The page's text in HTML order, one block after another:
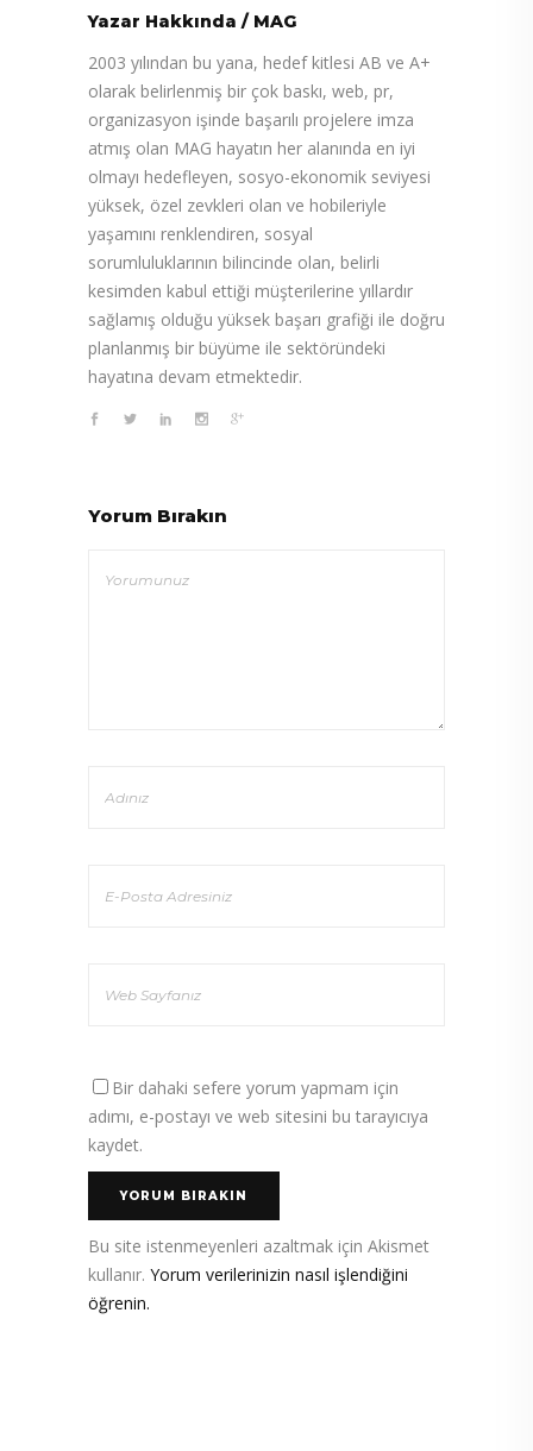
Yazar Hakkında / MAG
2003 yılından bu yana, hedef kitlesi AB ve A+
olarak belirlenmiş bir çok baskı, web, pr,
organizasyon işinde başarılı projelere imza
atmış olan MAG hayatın her alanında en iyi
olmayı hedefleyen, sosyo-ekonomik seviyesi
yüksek, özel zevkleri olan ve hobileriyle
yaşamını renklendiren, sosyal
sorumluluklarının bilincinde olan, belirli
kesimden kabul ettiği müşterilerine yıllardır
sağlamış olduğu yüksek başarı grafiği ile doğru
planlanmış bir büyüme ile sektöründeki
hayatına devam etmektedir.
Yorum Bırakın
Bir dahaki sefere yorum yapmam için
adımı, e-postayı ve web sitesini bu tarayıcıya
kaydet.
Bu site istenmeyenleri azaltmak için Akismet
kullanır. Yorum verilerinizin nasıl işlendiğini
öğrenin.